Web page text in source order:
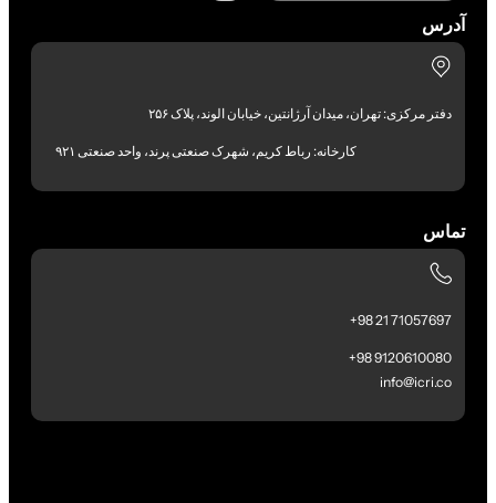
آدرس
دفتر مرکزی: تهران، میدان آرژانتین، خیابان الوند، پلاک ۲۵۶
کارخانه: رباط کریم، شهرک صنعتی پرند، واحد صنعتی ۹۲۱
تماس
71057697 21 98+
9120610080 98+
info@icri.co